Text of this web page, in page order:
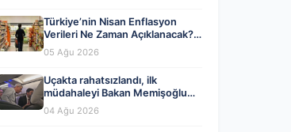
Türkiye’nin Nisan Enflasyon
Verileri Ne Zaman Açıklanacak?
Ekonomistlerin Tahminleri ve
Beklentiler
05 Ağu 2026
Uçakta rahatsızlandı, ilk
müdahaleyi Bakan Memişoğlu
yaptı
04 Ağu 2026